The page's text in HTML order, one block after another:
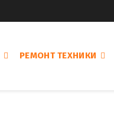
РЕМОНТ ТЕХНИКИ